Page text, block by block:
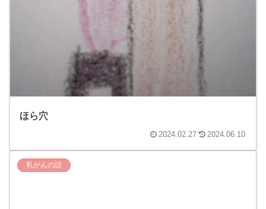
ほら穴
2024.02.27 2024.06.10
乳がんの話